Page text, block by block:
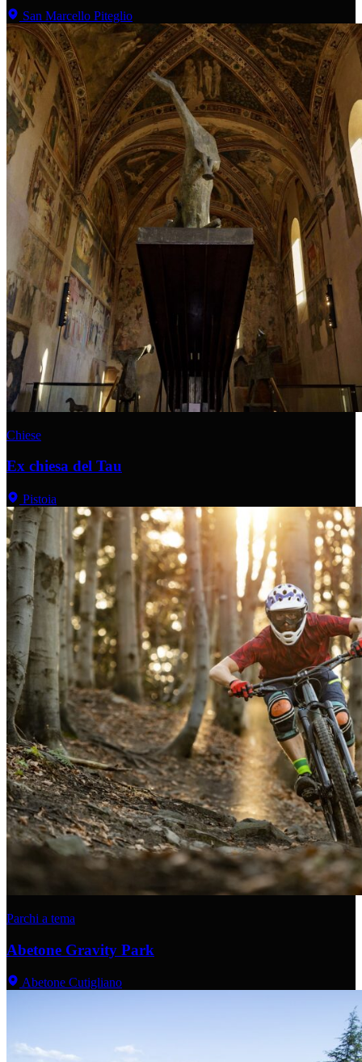
San Marcello Piteglio
Chiese
Ex chiesa del Tau
Pistoia
Parchi a tema
Abetone Gravity Park
Abetone Cutigliano